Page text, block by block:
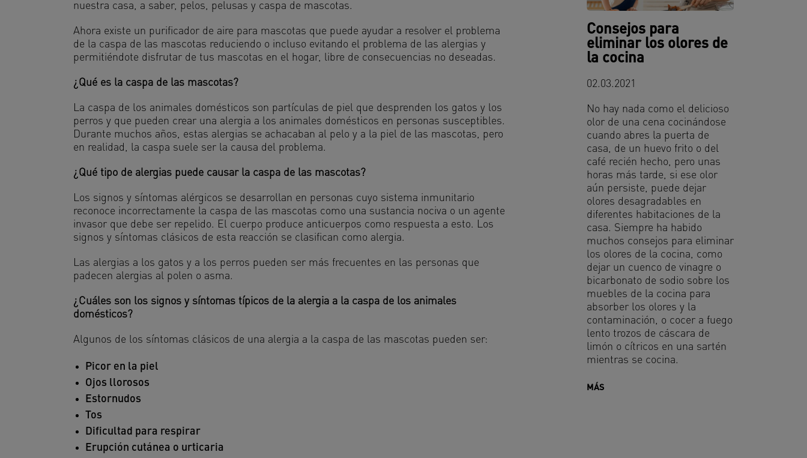
nuestra casa, a saber, pelos, pelusas y caspa de mascotas.
Ahora existe un purificador de aire para mascotas que puede ayudar a resolver el problema
de la caspa de las mascotas reduciendo o incluso evitando el problema de las alergias y
permitiéndote disfrutar de tus mascotas en el hogar, libre de consecuencias no deseadas.
¿Qué es la caspa de las mascotas?
La caspa de los animales domésticos son partículas de piel que desprenden los gatos y los
perros y que pueden crear una alergia a los animales domésticos en personas susceptibles.
Durante muchos años, estas alergias se achacaban al pelo y a la piel de las mascotas, pero
en realidad, la caspa suele ser la causa del problema.
¿Qué tipo de alergias puede causar la caspa de las mascotas?
Los signos y síntomas alérgicos se desarrollan en personas cuyo sistema inmunitario
reconoce incorrectamente la caspa de las mascotas como una sustancia nociva o un agente
invasor que debe ser repelido. El cuerpo produce anticuerpos como respuesta a esto. Los
signos y síntomas clásicos de esta reacción se clasifican como alergia.
Las alergias a los gatos y a los perros pueden ser más frecuentes en las personas que
padecen alergias al polen o asma.
¿Cuáles son los signos y síntomas típicos de la alergia a la caspa de los animales
domésticos?
Algunos de los síntomas clásicos de una alergia a la caspa de las mascotas pueden ser:
Picor en la piel
Ojos llorosos
Estornudos
Tos
Dificultad para respirar
Erupción cutánea o urticaria
Consejos para
eliminar los olores de
la cocina
02.03.2021
No hay nada como el delicioso
olor de una cena cocinándose
cuando abres la puerta de
casa, de un huevo frito o del
café recién hecho, pero unas
horas más tarde, si ese olor
aún persiste, puede dejar
olores desagradables en
diferentes habitaciones de la
casa. Siempre ha habido
muchos consejos para eliminar
los olores de la cocina, como
dejar un cuenco de vinagre o
bicarbonato de sodio sobre los
muebles de la cocina para
absorber los olores y la
contaminación, o cocer a fuego
lento trozos de cáscara de
limón o cítricos en una sartén
mientras se cocina.
MÁS